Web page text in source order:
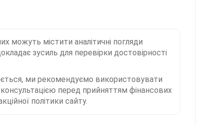
можуть містити аналітичні погляди
зусиль для перевірки достовірності
ми рекомендуємо використовувати
перед прийняттям фінансових
політики сайту.